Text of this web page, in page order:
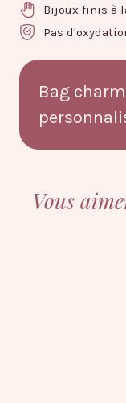
Bijoux finis à
Pas
Bag
Vous